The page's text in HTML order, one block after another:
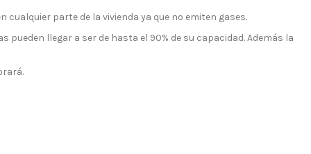
parte de la vivienda ya que no emiten gases.
llegar a ser de hasta el 90% de su capacidad. Además la